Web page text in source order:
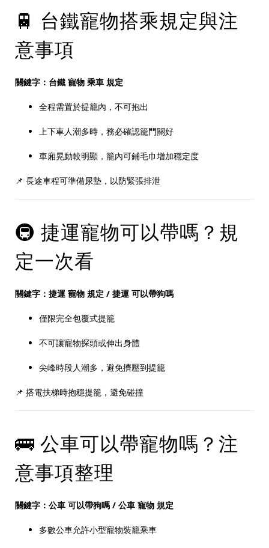
🚆 台鐵寵物搭乘規定與注
意事項
關鍵字：台鐵 寵物 乘車 規定
全程需置於提籠內，不可抱出
上下車人潮多時，務必確認籠門關好
車廂晃動較明顯，籠內可鋪毛巾增加穩定度
📌 長途車程可準備尿墊，以防緊張排泄
🚇 捷運寵物可以帶嗎？規
定一次看
關鍵字：捷運 寵物 規定 / 捷運 可以帶狗嗎
僅限完全包覆式提籠
不可讓寵物探頭或伸出身體
尖峰時段人潮多，避免擠壓到提籠
📌 搭電扶梯時抱穩提籠，避免碰撞
🚌 公車可以帶寵物嗎？注
意事項整理
關鍵字：公車 可以帶狗嗎 / 公車 寵物 規定
多數公車允許小型寵物裝籠乘車